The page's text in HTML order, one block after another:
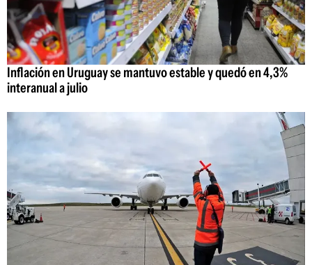
Inflación en Uruguay se mantuvo estable y quedó en 4,3%
interanual a julio